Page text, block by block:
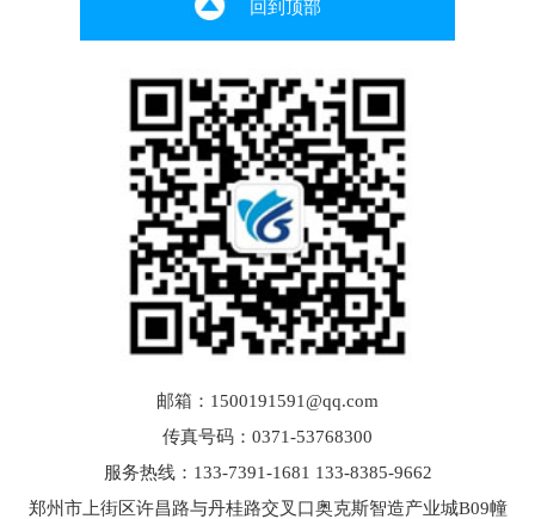
回到顶部
邮箱：1500191591@qq.com
传真号码：0371-53768300
服务热线：133-7391-1681 133-8385-9662
郑州市上街区许昌路与丹桂路交叉口奥克斯智造产业城B09幢